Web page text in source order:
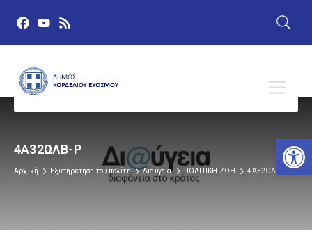
4Α32ΩΛΒ-Ρ
Αρχική Εξυπηρέτηση του πολίτη Διαύγεια ΠΟΛΙΤΙΚΗ ΖΩΗ 4Α32ΩΛΒ-Ρ